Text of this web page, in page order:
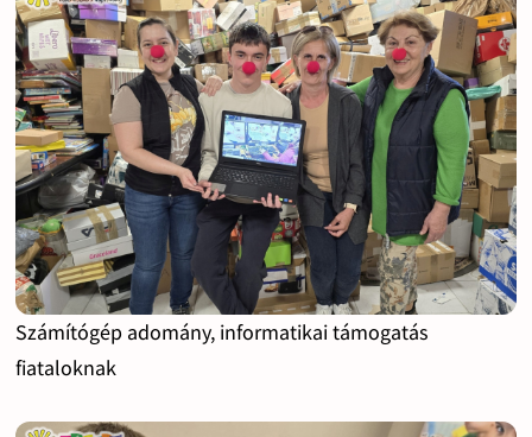
Számítógép adomány, informatikai támogatás
fiataloknak